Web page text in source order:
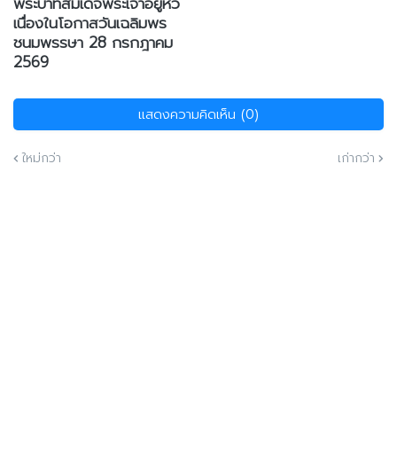
เนื่องในโอกาสวันเฉลิมพร
ชนมพรรษา 28 กรกฎาคม
2569
แสดงความคิดเห็น (0)
ใหม่กว่า เก่ากว่า